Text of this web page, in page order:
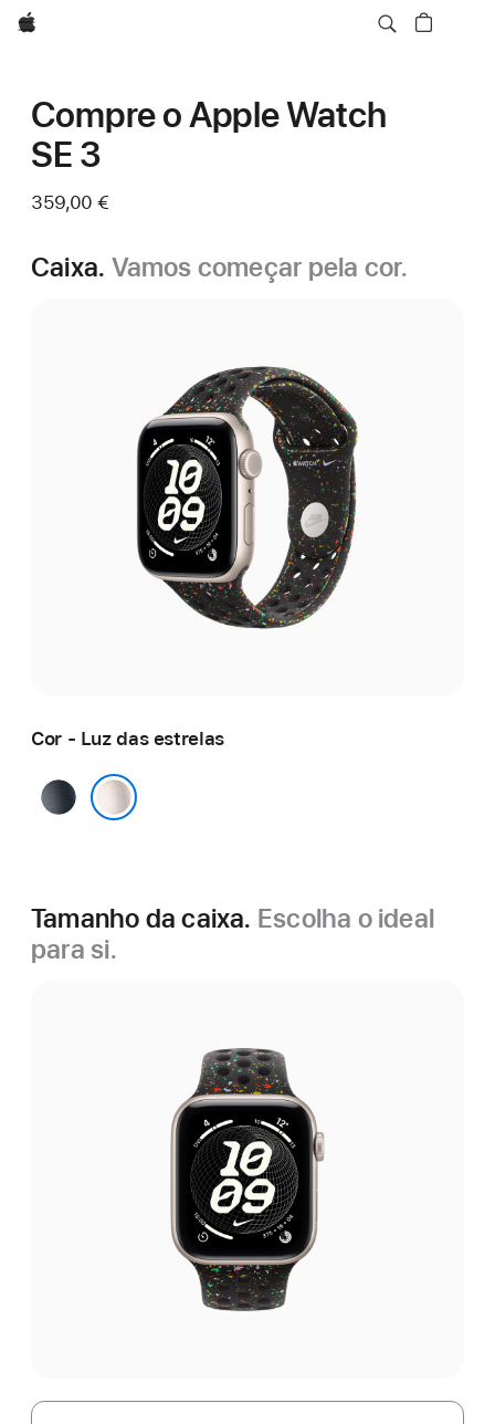
Apple
Compre o Apple Watch
SE 3
359,00 €
Caixa. Vamos começar pela cor.
Cor - Luz das estrelas
Meia-
noite
Tamanho da caixa. Escolha o ideal
para si.